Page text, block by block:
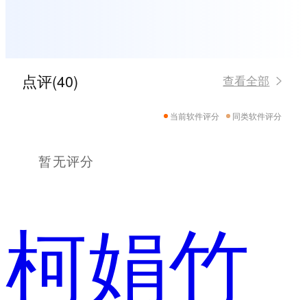
点评(40) 查看全部
当前软件评分 同类软件评分
暂无评分
柯娟竹